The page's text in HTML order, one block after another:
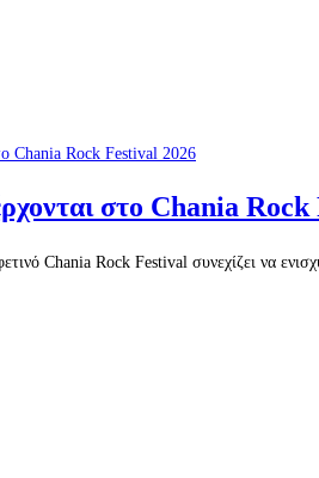
στο Chania
Chania Rock Festival συνεχίζει να